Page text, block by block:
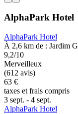
AlphaPark Hotel
AlphaPark Hotel
À 2,6 km de : Jardim
9,2/10
Merveilleux
(612 avis)
63 €
taxes et frais compris
3 sept. - 4 sept.
AlphaPark Hotel